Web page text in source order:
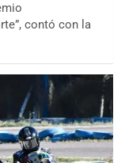
contó con la